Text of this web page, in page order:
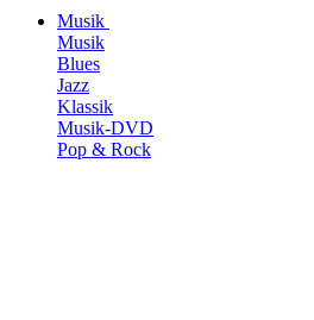
Musik
Musik
Blues
Jazz
Klassik
Musik-DVD
Pop & Rock